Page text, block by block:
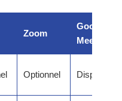
Zoom
Google
Meet
Optionnel Disponible